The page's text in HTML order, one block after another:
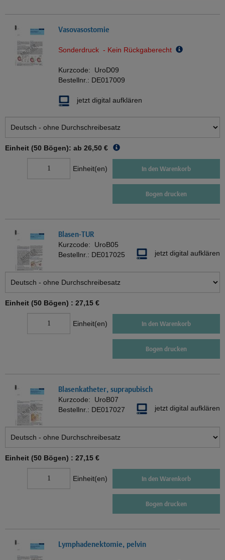
Vasovasostomie
Sonderdruck - Kein Rückgaberecht
Kurzcode: UroD09
Bestellnr.: DE017009
jetzt digital aufklären
Einheit (50 Bögen): ab 26,50 €
Einheit(en) In den Warenkorb
Bogen drucken
Blasen-TUR
Kurzcode: UroB05
Bestellnr.: DE017025 jetzt digital aufklären
Einheit (50 Bögen) : 27,15 €
Einheit(en) In den Warenkorb
Bogen drucken
Blasenkatheter, suprapubisch
Kurzcode: UroB07
Bestellnr.: DE017027 jetzt digital aufklären
Einheit (50 Bögen) : 27,15 €
Einheit(en) In den Warenkorb
Bogen drucken
Lymphadenektomie, pelvin